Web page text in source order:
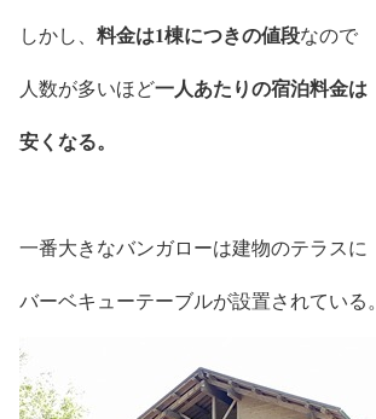
しかし、 料金は1棟につきの値段なので
人数が多いほど一人あたりの宿泊料金は
安くなる。
一番大きなバンガローは建物のテラスに
バーベキューテーブルが設置されている。